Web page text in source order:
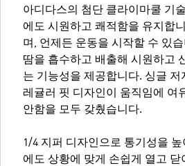
아디다스의 첨단 클라이마쿨 기
에도 시원하고 쾌적함을 유지합
며, 언제든 운동을 시작할 수 있
땀을 흡수하고 배출해 시원하고
는 기능성을 제공합니다. 싱글 저
레귤러 핏 디자인이 움직임에 여
안함을 모두 갖췄습니다.
1/4 지퍼 디자인으로 통기성을
에도 상황에 맞게 손쉽게 열고 닫